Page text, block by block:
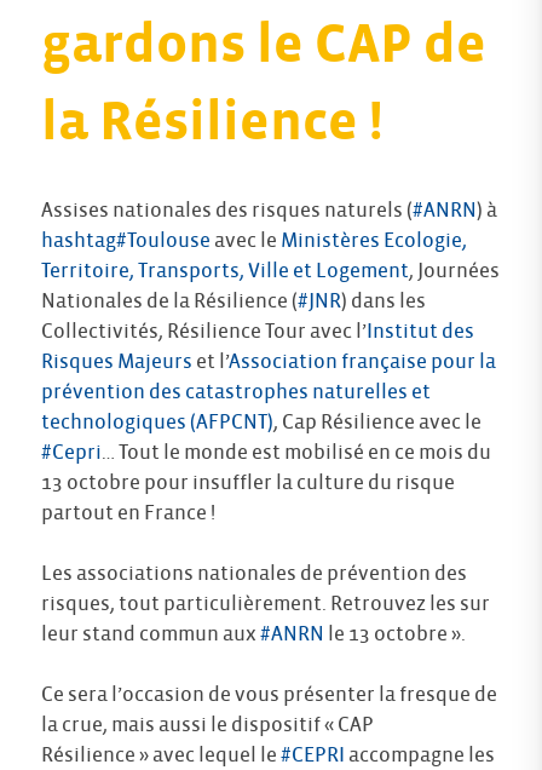
gardons le CAP de
la Résilience !
Assises nationales des risques naturels (#ANRN) à
hashtag#Toulouse avec le Ministères Ecologie,
Territoire, Transports, Ville et Logement, Journées
Nationales de la Résilience (#JNR) dans les
Collectivités, Résilience Tour avec l’ Institut des
Risques Majeurs et l’Association française pour la
prévention des catastrophes naturelles et
technologiques (AFPCNT), Cap Résilience avec le
#Cepri… Tout le monde est mobilisé en ce mois du
13 octobre pour insuffler la culture du risque
partout en France !
Les associations nationales de prévention des
risques, tout particulièrement. Retrouvez les sur
leur stand commun aux #ANRN le 13 octobre ».
Ce sera l’occasion de vous présenter la fresque de
la crue, mais aussi le dispositif « CAP
Résilience » avec lequel le #CEPRI accompagne les